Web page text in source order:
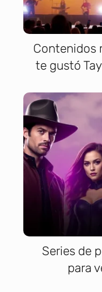
Contenidos
te gustó
Series de
para